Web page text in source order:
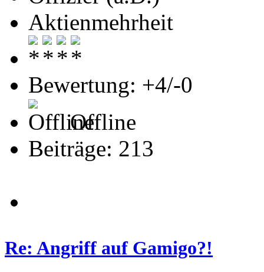
Aktienmehrheit
Bewertung: +4/-0
Offline
Beiträge: 213
Re: Angriff auf Gamigo?!